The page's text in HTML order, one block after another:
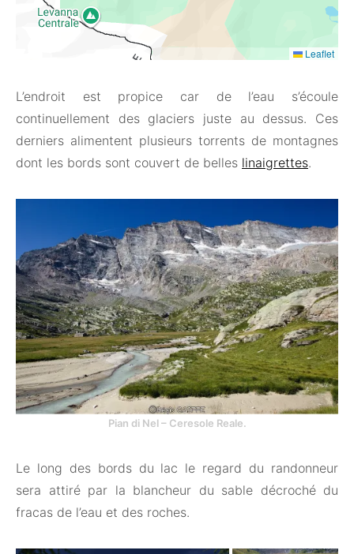
Leaflet
L’endroit est propice car de l’eau s’écoule
continuellement des glaciers juste au dessus. Ces
derniers alimentent plusieurs torrents de montagnes
dont les bords sont couvert de belles linaigrettes.
Pian di Nel – Ceresole Reale.
Le long des bords du lac le regard du randonneur
sera attiré par la blancheur du sable décroché du
fracas de l’eau et des roches.